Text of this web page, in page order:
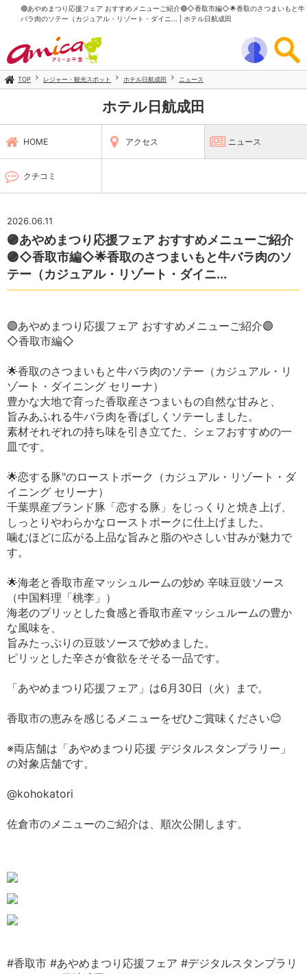
🟣あやめまつり応援フェア おすすめメニューご紹介🟣◇香取市編◇🌟香取のさつまいもと牛
バラ肉のソテー（カジュアル・リゾート・ダイニ... | ホテル日航成田
TOP レジャー・観光スポット ホテル日航成田 ニュース
ホテル日航成田
HOME アクセス ニュース
クチコミ
2026.06.11
🟣あやめまつり応援フェア おすすめメニューご紹介
🟣◇香取市編◇🌟香取のさつまいもと牛バラ肉のソ
テー（カジュアル・リゾート・ダイニ...
🟣あやめまつり応援フェア おすすめメニューご紹介🟣
◇香取市編◇
🌟香取のさつまいもと牛バラ肉のソテー（カジュアル・リ
ゾート・ダイニング セリーナ）
豊かな大地で育った香取産さつまいもの自然な甘みと、
旨みあふれる牛バラ肉を香ばしくソテーしました。
素材それぞれの持ち味を引き立てた、シェフおすすめの一
皿です。
🌟恋する豚"のローストポーク（カジュアル・リゾート・ダ
イニング セリーナ）
千葉県産ブランド豚「恋する豚」をじっくりと焼き上げ、
しっとりやわらかなローストポークに仕上げました。
噛むほどに広がる上品な旨みと脂のやさしい甘みが魅力で
す。
🌟海老と香取市産マッシュルームの炒め 辛味豆豉ソース
（中国料理「桃李」）
海老のプリッとした食感と香取市産マッシュルームの豊か
な風味を、
旨みたっぷりの豆豉ソースで炒めました。
ピリッとした辛さが食欲をそそる一品です。
「あやめまつり応援フェア」は6月30日（火）まで。
香取市の恵みを感じるメニューをぜひご賞味ください😊
※両店舗は「あやめまつり応援 デジタルスタンプラリー」
の対象店舗です。
@kohokatori
佐倉市のメニューのご紹介は、順次公開します。
#香取市 #あやめまつり応援フェア #デジタルスタンプラリ